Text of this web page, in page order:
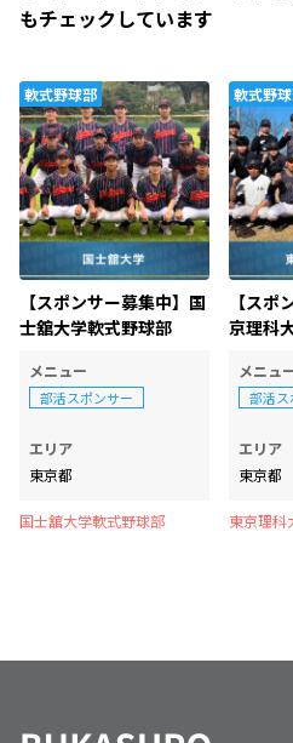
もチェックしています
軟式野球部
【スポンサー募集中】国
士舘大学軟式野球部
メニュー
部活スポンサー
エリア
東京都
国士舘大学軟式野球部
軟式野
【スポ
京理科
メニュ
部活ス
エリア
東京都
東京理科